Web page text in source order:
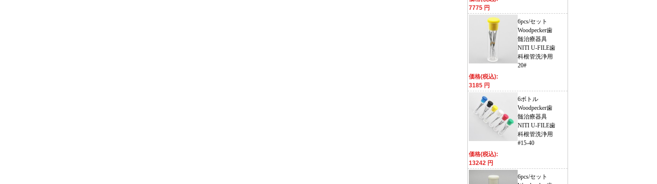
7775 円
6pcs/セット
Woodpecker歯
髄治療器具
NITI U-FILE歯
科根管洗浄用
20#
価格(税込):
3185 円
6ボトル
Woodpecker歯
髄治療器具
NITI U-FILE歯
科根管洗浄用
#15-40
価格(税込):
13242 円
6pcs/セット